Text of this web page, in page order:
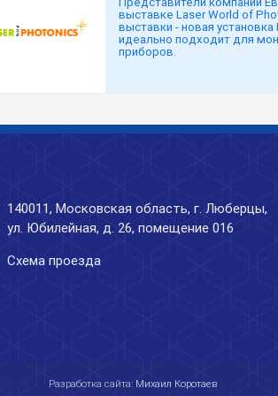
выставке Laser World of
выставки - новая установка
идеально подходит для
приборов.
140011, Московская область, г. Люберцы,
ул. Юбилейная, д. 26, помещение 016
Схема проезда
Разработка сайта: Михаил Коротаев